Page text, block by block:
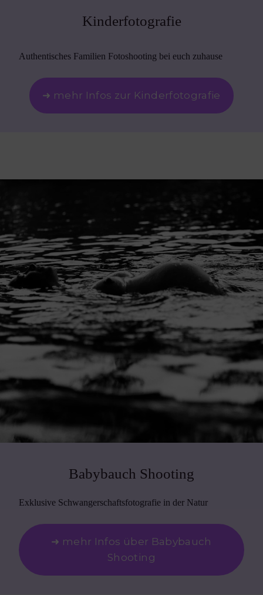
Kinderfotografie
Authentisches Familien Fotoshooting bei euch zuhause
➜ mehr Infos zur Kinderfotografie
Babybauch Shooting
Exklusive Schwangerschaftsfotografie in der Natur
➜ mehr Infos über Babybauch
Shooting